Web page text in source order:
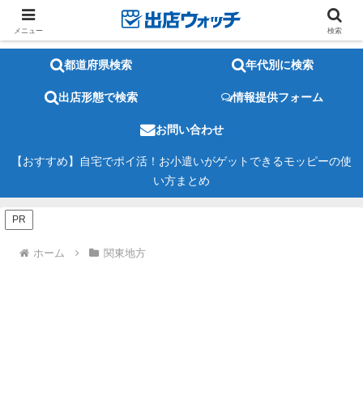
都道府県検索 年代別に検索
出店形態で検索 情報提供フォーム
お問い合わせ
【おすすめ】自宅でポイ活！お小遣いがゲットできるモッピーの使
い方まとめ
PR
ホーム 関東地方
メニュー 検索